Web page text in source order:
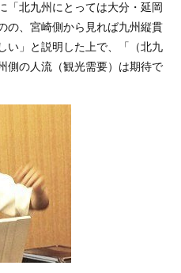
「北九州にとっては大分・延岡
の、宮崎側から見れば九州縦貫
い」と説明した上で、「（北九
側の人流（観光需要）は期待で